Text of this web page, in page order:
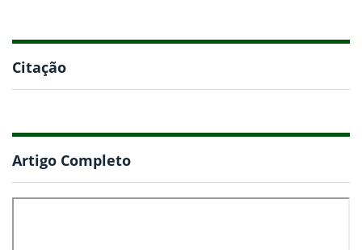
Citação
Artigo Completo